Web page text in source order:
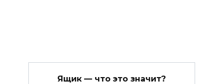
Ящик — что это значит?